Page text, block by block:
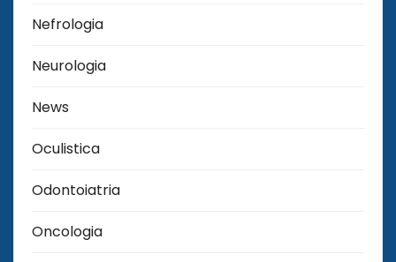
Nefrologia
Neurologia
News
Oculistica
Odontoiatria
Oncologia